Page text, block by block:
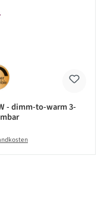
- dimm-to-warm 3-